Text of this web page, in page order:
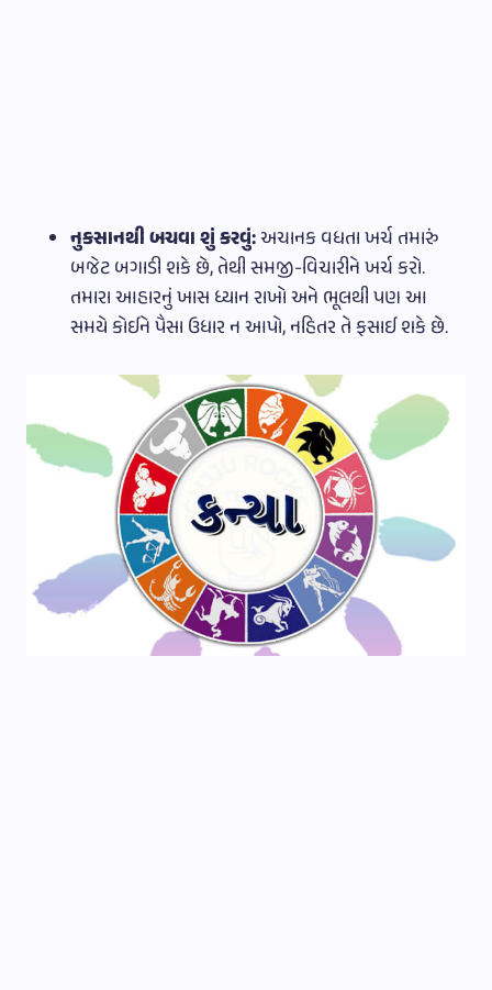
નુકસાનથી બચવા શું કરવું:અચાનક વધતા ખર્ચ તમારું
બજેટ બગાડી શકે છે, તેથી સમજી-વિચારીને ખર્ચ કરો.
તમારા આહારનું ખાસ ધ્યાન રાખો અને ભૂલથી પણ આ
સમયે કોઈને પૈસા ઉધાર ન આપો, નહિતર તે ફસાઈ શકે છે.